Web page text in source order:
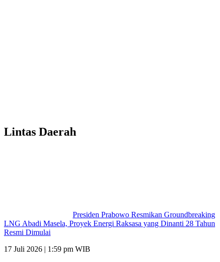
Lintas Daerah
Presiden Prabowo Resmikan Groundbreaking
LNG Abadi Masela, Proyek Energi Raksasa yang Dinanti 28 Tahun
Resmi Dimulai
17 Juli 2026 | 1:59 pm WIB